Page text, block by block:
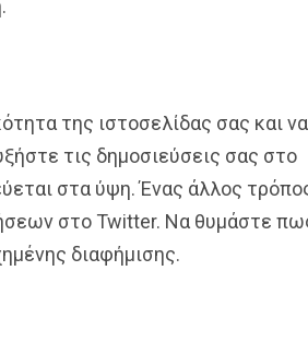
της ιστοσελίδας σας και
τις δημοσιεύσεις σας στο
στα ύψη. Ένας άλλος
στο Twitter. Να θυμάστε
διαφήμισης.